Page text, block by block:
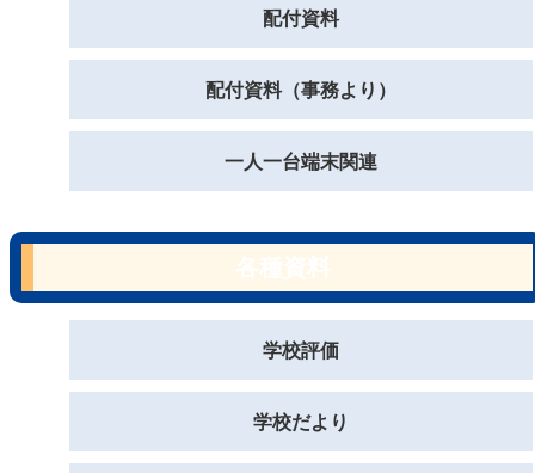
配付資料
配付資料（事務より）
一人一台端末関連
学校評価
学校だより